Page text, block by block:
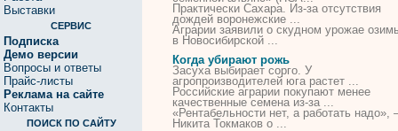
Выставки
СЕРВИС
Подписка
Демо версии
Вопросы и ответы
Прайс-листы
Реклама на сайте
Контакты
ПОИСК ПО САЙТУ
Практически Сахара. Из-за отсутствия
дождей воронежские ...
Аграрии заявили о скудном урожае
в Новосибирской ...
Когда убирают рожь
Засуха выбирает сорго. У
агропроизводителей юга растет ...
Российские аграрии покупают менее
качественные семена из-за ...
«Рентабельности нет, а работать надо»,
Никита Токмаков о ...